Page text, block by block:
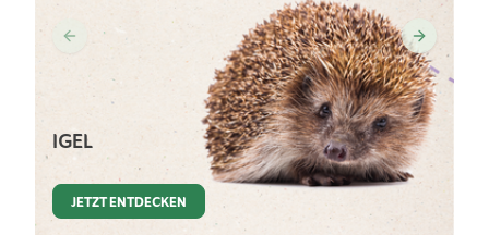
IGEL
JETZT ENTDECKEN